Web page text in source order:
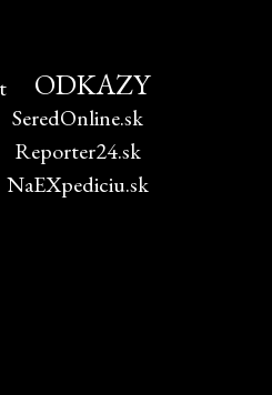
ODKAZY
SeredOnline.sk
Reporter24.sk
NaEXpediciu.sk